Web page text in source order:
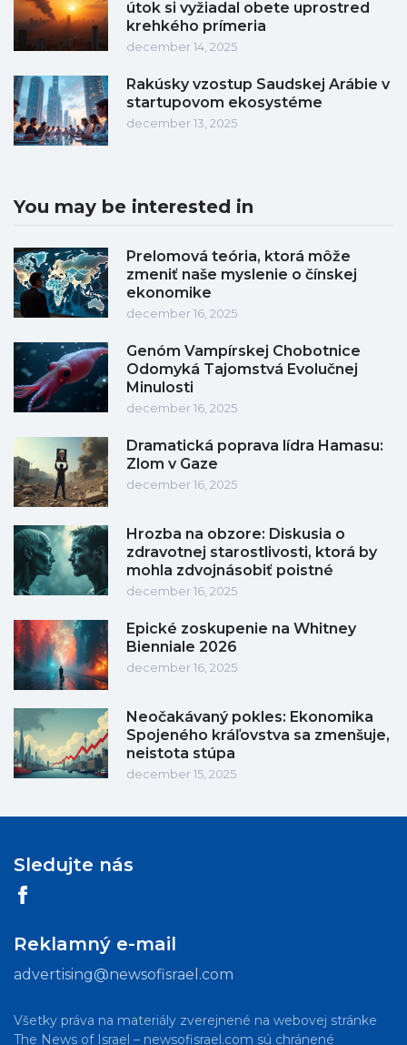
útok si vyžiadal obete uprostred
krehkého prímeria
december 14, 2025
Rakúsky vzostup Saudskej Arábie v
startupovom ekosystéme
december 13, 2025
You may be interested in
Prelomová teória, ktorá môže
zmeniť naše myslenie o čínskej
ekonomike
december 16, 2025
Genóm Vampírskej Chobotnice
Odomyká Tajomstvá Evolučnej
Minulosti
december 16, 2025
Dramatická poprava lídra Hamasu:
Zlom v Gaze
december 16, 2025
Hrozba na obzore: Diskusia o
zdravotnej starostlivosti, ktorá by
mohla zdvojnásobiť poistné
december 16, 2025
Epické zoskupenie na Whitney
Bienniale 2026
december 16, 2025
Neočakávaný pokles: Ekonomika
Spojeného kráľovstva sa zmenšuje,
neistota stúpa
december 15, 2025
Sledujte nás
Reklamný e-mail
advertising@newsofisrael.com
Všetky práva na materiály zverejnené na webovej stránke
The News of Israel – newsofisrael.com sú chránené